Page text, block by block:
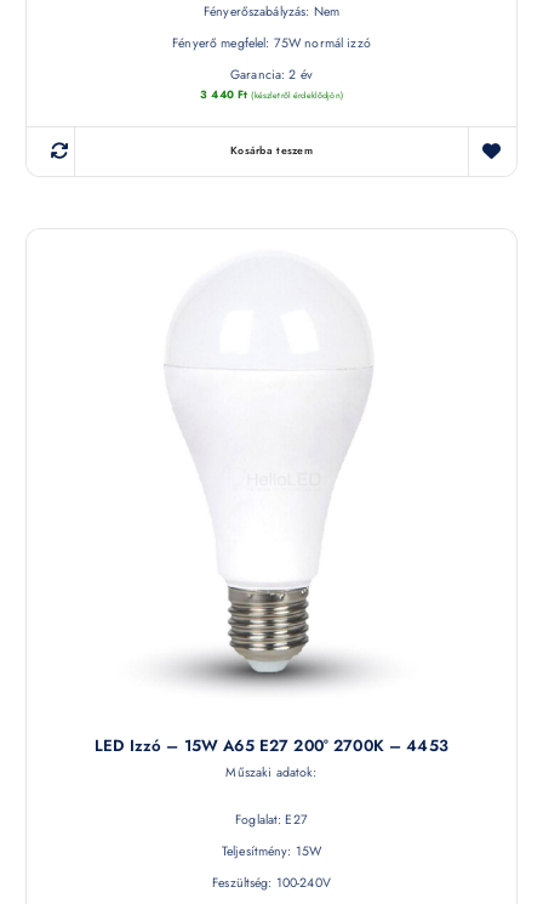
Fényerőszabályzás: Nem
Fényerő megfelel: 75W normál izzó
Garancia: 2 év
3 440 Ft (készletről érdeklődjön)
Kosárba teszem
LED Izzó – 15W A65 E27 200° 2700K – 4453
Műszaki adatok:
Foglalat: E27
Teljesítmény: 15W
Feszültség: 100-240V